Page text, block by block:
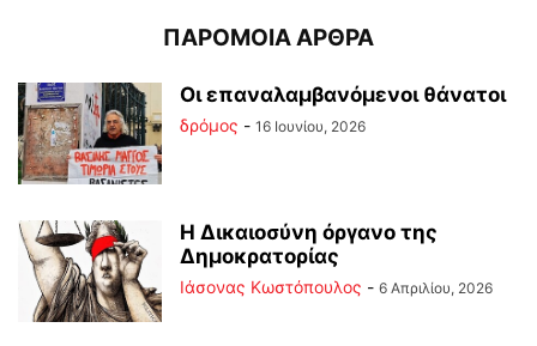
ΠΑΡΟΜΟΙΑ ΑΡΘΡΑ
Οι επαναλαμβανόμενοι θάνατοι
δρόμος - 16 Ιουνίου, 2026
Η Δικαιοσύνη όργανο της
Δημοκρατορίας
Ιάσονας Κωστόπουλος - 6 Απριλίου, 2026